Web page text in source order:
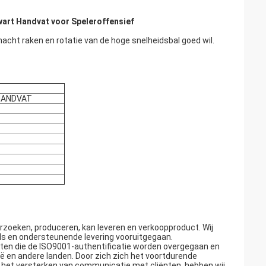
Handvat voor Speleroffensief
raken en rotatie van de hoge snelheidsbal goed wil.
produceren, kan leveren en verkoopproduct. Wij
en ondersteunende levering vooruitgegaan.
die de ISO9001-authentificatie worden overgegaan en
andere landen. Door zich zich het voortdurende